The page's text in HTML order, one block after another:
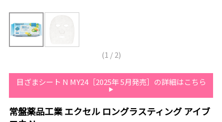
(1 /2)
目ざまシート N MY24［2025年 5月発売］の詳細はこちら
常盤薬品工業 エクセル ロングラスティング アイブ